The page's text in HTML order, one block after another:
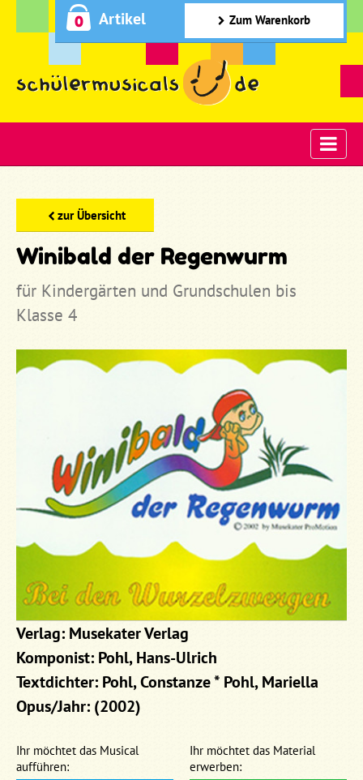
0 Artikel Zum Warenkorb
zur Übersicht
Winibald der Regenwurm
für Kindergärten und Grundschulen bis
Klasse 4
Verlag: Musekater Verlag
Komponist: Pohl, Hans-Ulrich
Textdichter: Pohl, Constanze * Pohl, Mariella
Opus/Jahr: (2002)
Ihr möchtet das Musical
aufführen:
Ihr möchtet das Material
erwerben: